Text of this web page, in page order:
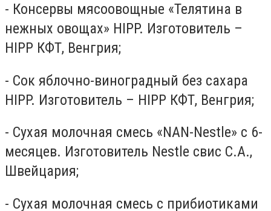
- Консервы мясоовощные «Телятина в
нежных овощах» HIPP. Изготовитель –
HIPP КФТ, Венгрия;
- Сок яблочно-виноградный без сахара
HIPP. Изготовитель – HIPP КФТ, Венгрия;
- Сухая молочная смесь «NAN-Nestle» с 6-
месяцев. Изготовитель Nestle свис С.А.,
Швейцария;
- Сухая молочная смесь с прибиотиками